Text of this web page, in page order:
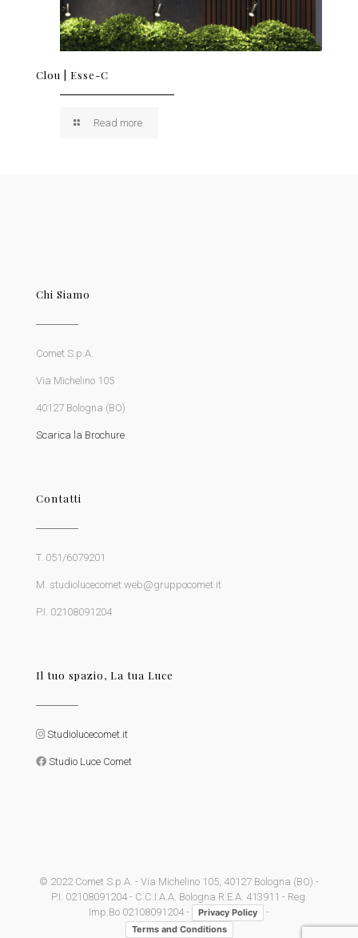
Clou | Esse-C
Read more
Chi Siamo
Comet S.p.A.
Via Michelino 105
40127 Bologna (BO)
Scarica la Brochure
Contatti
T. 051/6079201
M. studiolucecomet.web@gruppocomet.it
P.I. 02108091204
Il tuo spazio, La tua Luce
Studiolucecomet.it
Studio Luce Comet
© 2022 Comet S.p.A. - Via Michelino 105, 40127 Bologna (BO) -
P.I. 02108091204 - C.C.I.A.A. Bologna R.E.A. 413911 - Reg.
Imp.Bo 02108091204 -
Privacy Policy -
Terms and Conditions